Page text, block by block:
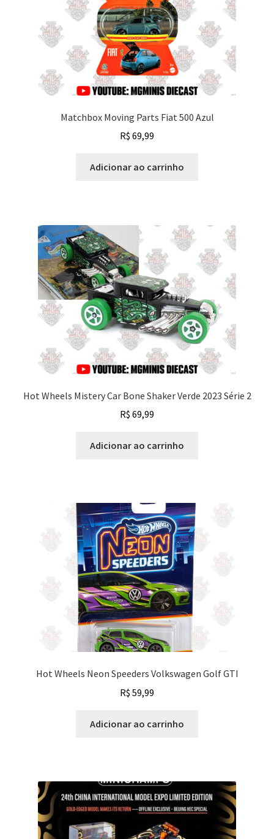
Matchbox Moving Parts Fiat 500 Azul
R$ 69,99
Adicionar ao carrinho
Hot Wheels Mistery Car Bone Shaker Verde 2023 Série 2
R$ 69,99
Adicionar ao carrinho
Hot Wheels Neon Speeders Volkswagen Golf GTI
R$ 59,99
Adicionar ao carrinho